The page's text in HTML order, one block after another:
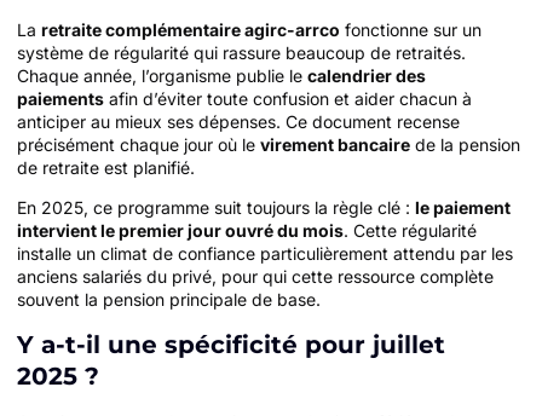
La retraite complémentaire agirc-arrco fonctionne sur un
système de régularité qui rassure beaucoup de retraités.
Chaque année, l’organisme publie le calendrier des
paiements afin d’éviter toute confusion et aider chacun à
anticiper au mieux ses dépenses. Ce document recense
précisément chaque jour où le virement bancaire de la pension
de retraite est planifié.
En 2025, ce programme suit toujours la règle clé : le paiement
intervient le premier jour ouvré du mois. Cette régularité
installe un climat de confiance particulièrement attendu par les
anciens salariés du privé, pour qui cette ressource complète
souvent la pension principale de base.
Y a-t-il une spécificité pour juillet
2025 ?